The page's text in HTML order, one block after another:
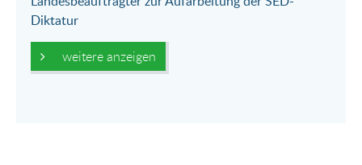
Diktatur
weitere anzeigen